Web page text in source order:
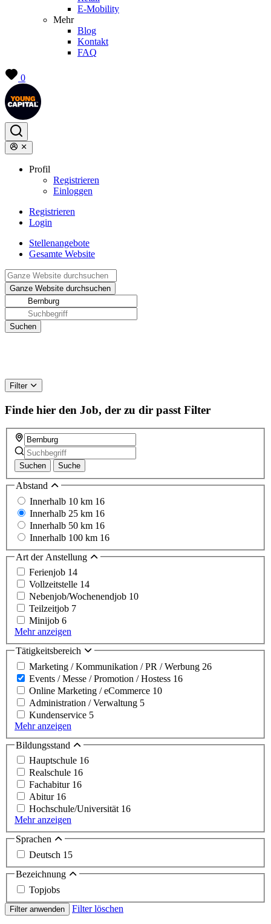
E-Mobility
Mehr
Blog
Kontakt
FAQ
0
Profil
Registrieren
Einloggen
Registrieren
Login
Stellenangebote
Gesamte Website
Filter
Finde hier den Job, der zu dir passt Filter
Suchen Suche
Abstand
Innerhalb 10 km 16
Innerhalb 25 km 16
Innerhalb 50 km 16
Innerhalb 100 km 16
Art der Anstellung
Ferienjob 14
Vollzeitstelle 14
Nebenjob/Wochenendjob 10
Teilzeitjob 7
Minijob 6
Mehr anzeigen
Tätigkeitsbereich
Marketing / Kommunikation / PR / Werbung 26
Events / Messe / Promotion / Hostess 16
Online Marketing / eCommerce 10
Administration / Verwaltung 5
Kundenservice 5
Mehr anzeigen
Bildungsstand
Hauptschule 16
Realschule 16
Fachabitur 16
Abitur 16
Hochschule/Universität 16
Mehr anzeigen
Sprachen
Deutsch 15
Bezeichnung
Topjobs
Filter anwenden Filter löschen